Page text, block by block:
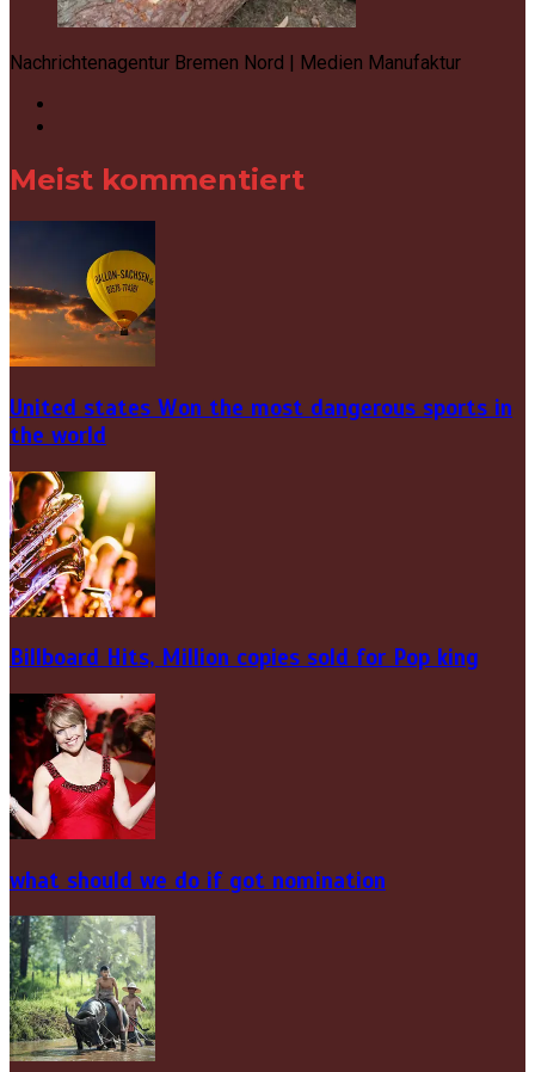
Nachrichtenagentur Bremen Nord | Medien Manufaktur
Meist kommentiert
United states Won the most dangerous sports in
the world
Billboard Hits, Million copies sold for Pop king
what should we do if got nomination